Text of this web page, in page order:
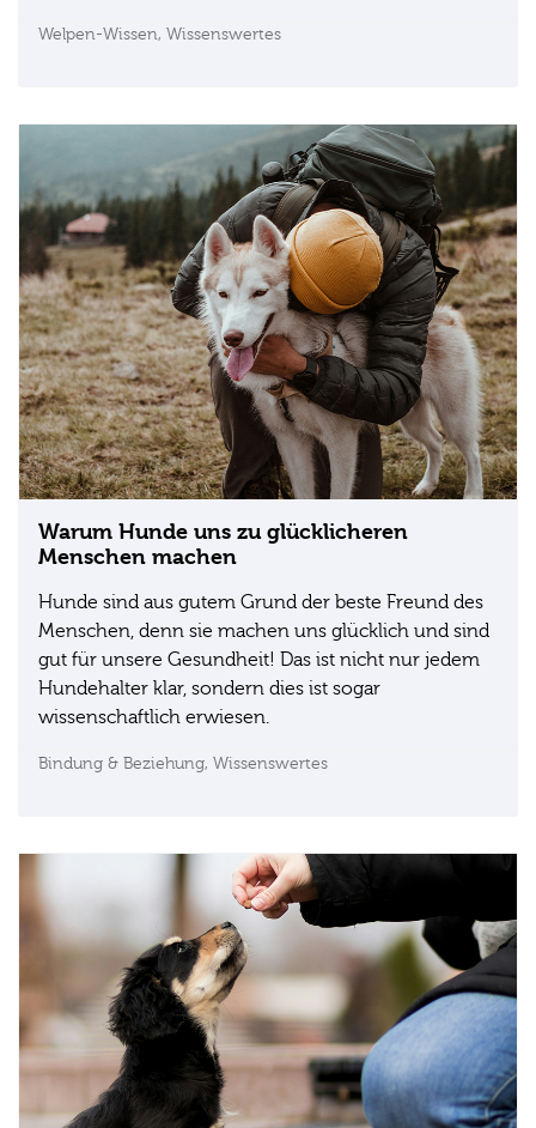
Welpen-Wissen, Wissenswertes
Warum Hunde uns zu glücklicheren
Menschen machen
Hunde sind aus gutem Grund der beste Freund des
Menschen, denn sie machen uns glücklich und sind
gut für unsere Gesundheit! Das ist nicht nur jedem
Hundehalter klar, sondern dies ist sogar
wissenschaftlich erwiesen.
Bindung & Beziehung, Wissenswertes